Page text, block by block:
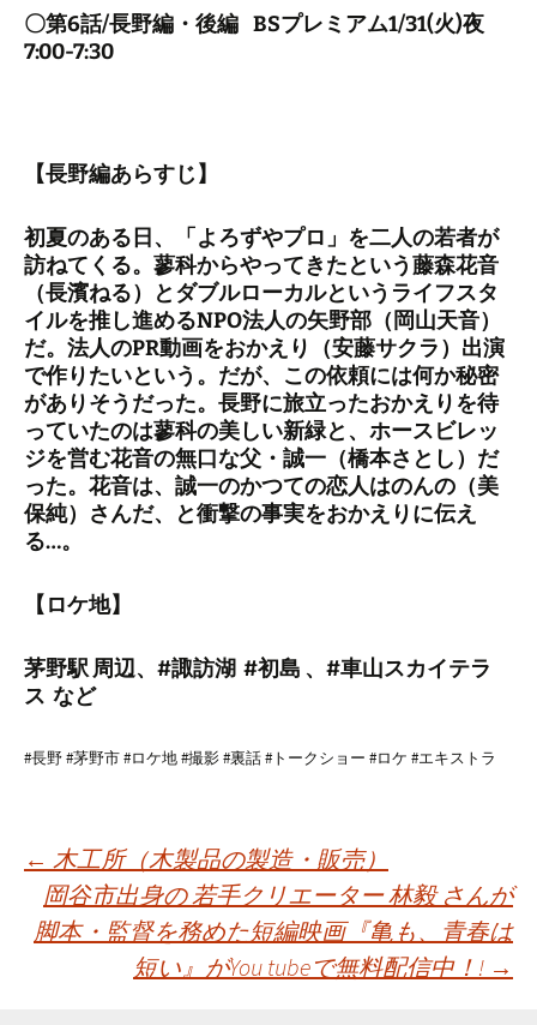
〇第6話/長野編・後編 BSプレミアム1/31(火)夜
7:00-7:30
【長野編あらすじ】
初夏のある日、「よろずやプロ」を二人の若者が
訪ねてくる。蓼科からやってきたという藤森花音
（長濱ねる）とダブルローカルというライフスタ
イルを推し進めるNPO法人の矢野部（岡山天音）
だ。法人のPR動画をおかえり（安藤サクラ）出演
で作りたいという。だが、この依頼には何か秘密
がありそうだった。長野に旅立ったおかえりを待
っていたのは蓼科の美しい新緑と、ホースビレッ
ジを営む花音の無口な父・誠一（橋本さとし）だ
った。花音は、誠一のかつての恋人はのんの（美
保純）さんだ、と衝撃の事実をおかえりに伝え
る…。
【ロケ地】
茅野駅 周辺、#諏訪湖 #初島 、#車山スカイテラ
ス など
#長野 #茅野市 #ロケ地 #撮影 #裏話 #トークショー #ロケ #エキストラ
投
稿
← 木工所（木製品の製造・販売）
岡谷市出身の 若手クリエーター 林毅 さんが
脚本・監督を務めた短編映画『亀も、青春は
短い』がYou tubeで無料配信中！! →